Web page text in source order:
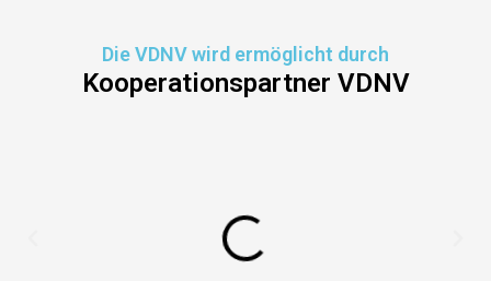
Die VDNV wird ermöglicht durch
Kooperationspartner VDNV